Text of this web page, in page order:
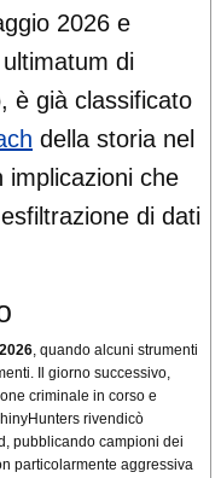
2026 e
di
è già classificato
della storia nel
che
di dati
, quando alcuni strumenti
Il giorno successivo,
criminale in corso e
rivendicò
pubblicando campioni dei
particolarmente aggressiva